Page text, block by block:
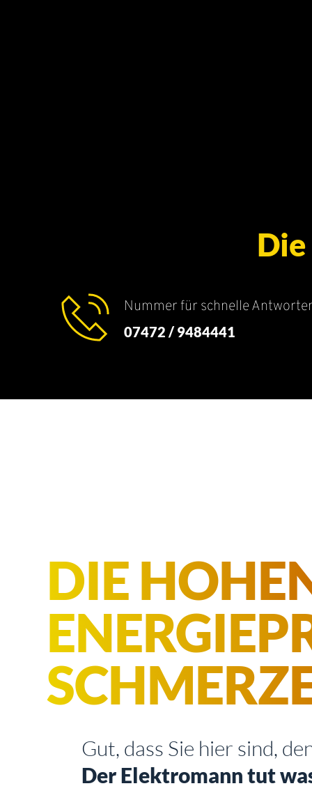
Nummer für schnelle
07472 / 9484441
DIE
Gut, dass Sie hier sind,
Der Elektromann tut